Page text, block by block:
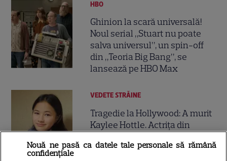
HBO
Ghinion la scară universală!
Noul serial „Stuart nu poate
salva universul”, un spin-off
din „Teoria Big Bang”, se
lansează pe HBO Max
7
VEDETE STRĂINE
Tragedie la Hollywood: A murit
Kaylee Hottle. Actrița din
18 ani
Nouă ne pasă ca datele tale personale să rămână
confidențiale